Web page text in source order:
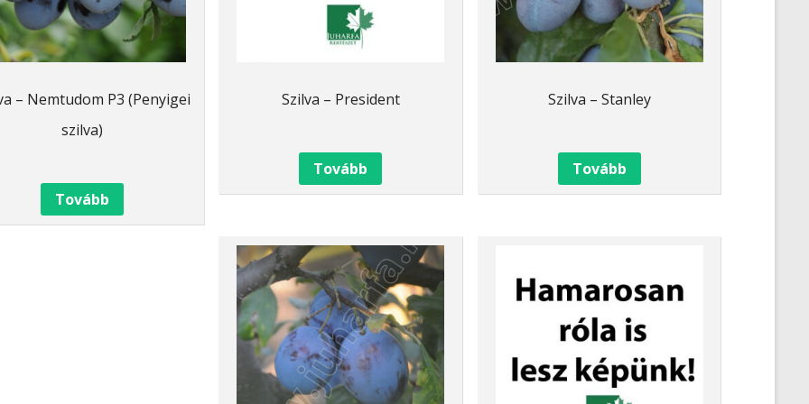
– Nemtudom P3 (Penyigei
szilva)
Tovább
Szilva – President
Tovább
Szilva – Stanley
Tovább